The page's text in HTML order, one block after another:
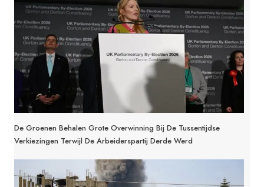
De Groenen Behalen Grote Overwinning Bij De Tussentijdse
Verkiezingen Terwijl De Arbeiderspartij Derde Werd